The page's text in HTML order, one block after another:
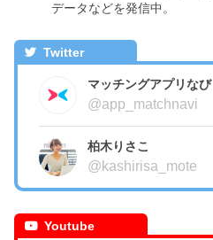
データなどを発信中。
Twitter
マッチングアプリなび
@app_matchnavi
柏木りさこ
@kashirisa_mote
Youtube